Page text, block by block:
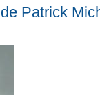
Patrick